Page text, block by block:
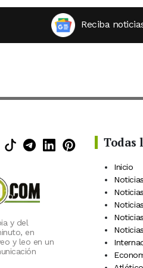
Reciba
en Facebook
en Instagram
en X (Twitter)
Minuto30 en TikTok
Canal deMinuto30 en
Minuto30
y del
en
y leo en un
Todas
Inicio